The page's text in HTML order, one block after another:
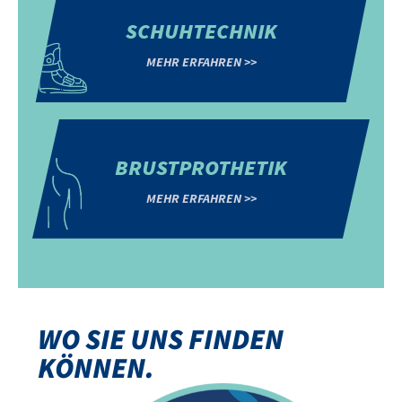
SCHUHTECHNIK
MEHR ERFAHREN >>
BRUSTPROTHETIK
MEHR ERFAHREN >>
WO SIE UNS FINDEN
KÖNNEN.
Hauptstr. 71
48329 Havixbeck
02507-2911
Rudolf-Diesel-Straße 14
48157 Münster